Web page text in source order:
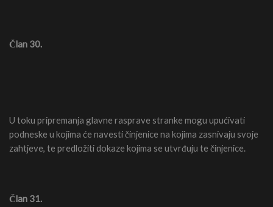
Član 30.
U toku pripremanja glavne rasprave stranke mogu upućivati
podneske u kojima će navesti činjenice na kojima zasnivaju svoje
zahtjeve, te predložiti dokaze kojima se utvrđuju te činjenice.
Član 31.